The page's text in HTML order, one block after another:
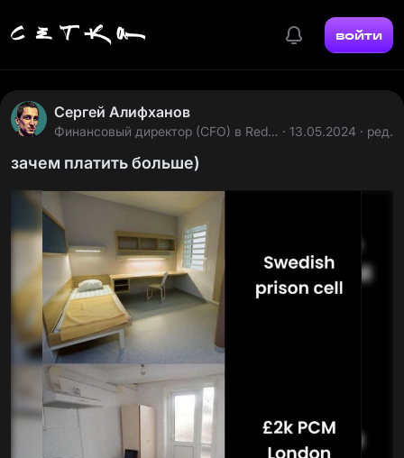
войти
Сергей Алифханов
Финансовый директор (CFO) в Red
· 13.05.2024 · ред.
зачем платить больше)